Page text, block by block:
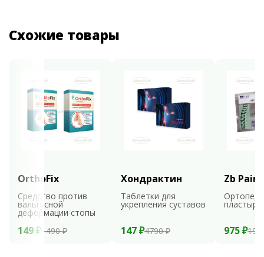
Схожие товары
OrthoFix
Средство против
вальгусной
деформации стопы
149 ₽ 1490 ₽
Хондрактин
Таблетки для
укрепления суставов
147 ₽4790 ₽
Zb Pain
пластыри
975 ₽